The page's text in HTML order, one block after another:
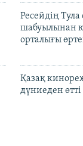
Ресейдің
шабуылынан
орталығы
Қазақ
дүниеден өтті